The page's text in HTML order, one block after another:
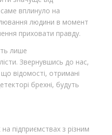
вплинуло на
людини в момент
приховати правду.
лише
Звернувшись до нас,
відомості, отримані
брехні, будуть
підприємствах з різним